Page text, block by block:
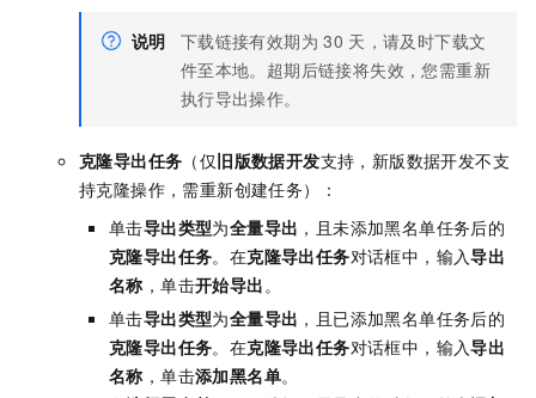
说明 下载链接有效期为 30 天，请及时下载文
件至本地。超期后链接将失效，您需重新
执行导出操作。
克隆导出任务 （仅旧版数据开发支持，新版数据开发不支
持克隆操作，需重新创建任务）：
单击导出类型为全量导出 ，且未添加黑名单任务后的
克隆导出任务。在克隆导出任务对话框中，输入导出
名称 ，单击开始导出 。
单击导出类型为全量导出 ，且已添加黑名单任务后的
克隆导出任务。在克隆导出任务对话框中，输入导出
名称 ，单击添加黑名单。